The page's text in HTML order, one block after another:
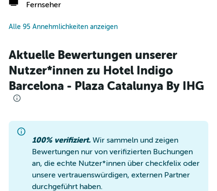
Fernseher
Alle 95 Annehmlichkeiten anzeigen
Aktuelle Bewertungen unserer
Nutzer*innen zu Hotel Indigo
Barcelona - Plaza Catalunya By IHG
100% verifiziert. Wir sammeln und zeigen
Bewertungen nur von verifizierten Buchungen
an, die echte Nutzer*innen über checkfelix oder
unsere vertrauenswürdigen, externen Partner
durchgeführt haben.